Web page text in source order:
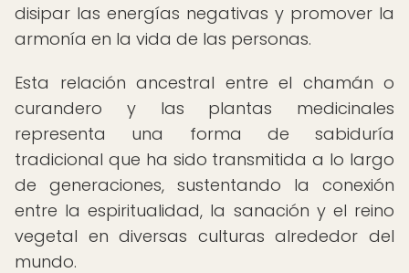
disipar las energías negativas y promover la
armonía en la vida de las personas.
Esta relación ancestral entre el chamán o
curandero y las plantas medicinales
representa una forma de sabiduría
tradicional que ha sido transmitida a lo largo
de generaciones, sustentando la conexión
entre la espiritualidad, la sanación y el reino
vegetal en diversas culturas alrededor del
mundo.